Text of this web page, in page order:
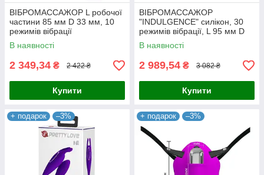
ВІБРОМАССАЖОР L робочої
частини 85 мм D 33 мм, 10
режимів вібрації
В наявності
2 349,34 ₴ 2 422 ₴
Купити
ВІБРОМАССАЖОР
"INDULGENCE" силікон, 30
режимів вібрації, L 95 мм D
30 мм
В наявності
2 989,54 ₴ 3 082 ₴
Купити
+ подарок –3% + подарок –3%